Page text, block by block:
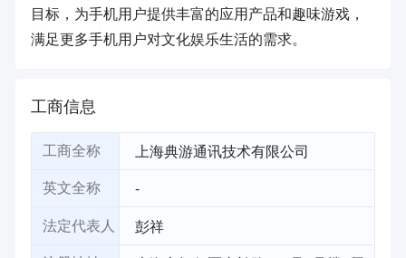
目标，为手机用户提供丰富的应用产品和趣味游戏，
满足更多手机用户对文化娱乐生活的需求。
工商信息
工商全称 上海典游通讯技术有限公司
英文全称 -
法定代表人 彭祥